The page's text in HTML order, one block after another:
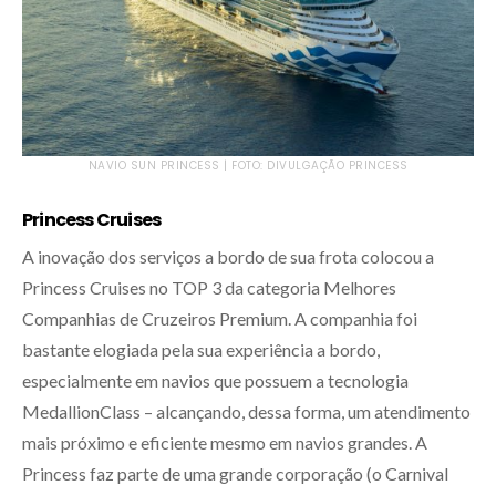
NAVIO SUN PRINCESS | FOTO: DIVULGAÇÃO PRINCESS
Princess Cruises
A inovação dos serviços a bordo de sua frota colocou a
Princess Cruises no TOP 3 da categoria Melhores
Companhias de Cruzeiros Premium. A companhia foi
bastante elogiada pela sua experiência a bordo,
especialmente em navios que possuem a tecnologia
MedallionClass – alcançando, dessa forma, um atendimento
mais próximo e eficiente mesmo em navios grandes. A
Princess faz parte de uma grande corporação (o Carnival